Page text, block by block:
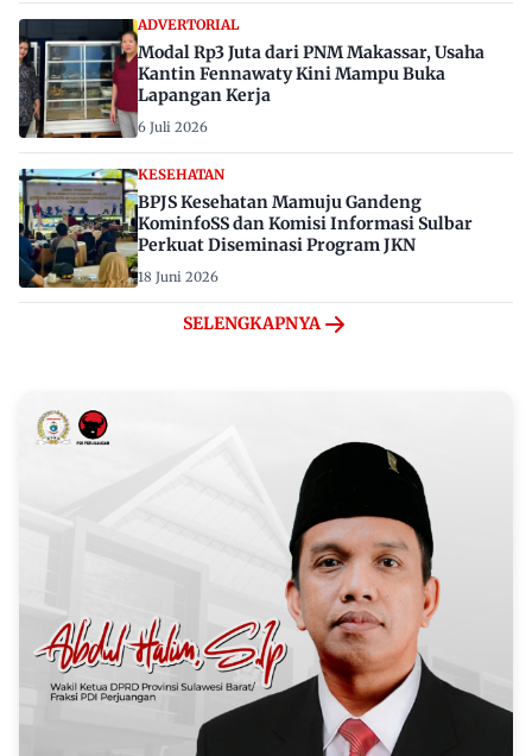
ADVERTORIAL
Modal Rp3 Juta dari PNM Makassar, Usaha
Kantin Fennawaty Kini Mampu Buka
Lapangan Kerja
6 Juli 2026
KESEHATAN
BPJS Kesehatan Mamuju Gandeng
KominfoSS dan Komisi Informasi Sulbar
Perkuat Diseminasi Program JKN
18 Juni 2026
SELENGKAPNYA